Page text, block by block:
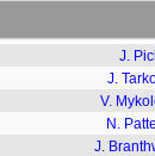
J.
J.
V.
N.
J.